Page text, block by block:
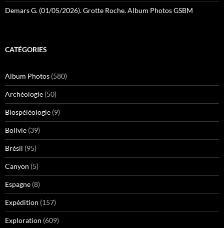
Demars G. (01/05/2026). Grotte Roche. Album Photos GSBM
CATÉGORIES
Album Photos (580)
Archéologie (50)
Biospéléologie (9)
Bolivie (39)
Brésil (95)
Canyon (5)
Espagne (8)
Expédition (157)
Exploration (609)